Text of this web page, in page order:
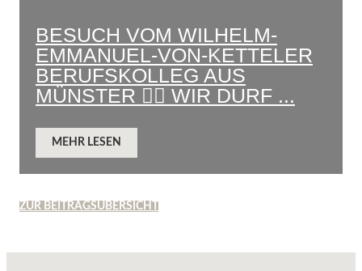
BESUCH VOM WILHELM-
EMMANUEL-VON-KETTELER
BERUFSKOLLEG AUS
MÜNSTER 👷‍♂️ WIR DURF ...
MEHR LESEN
ZUR BEITRAGSÜBERSICHT